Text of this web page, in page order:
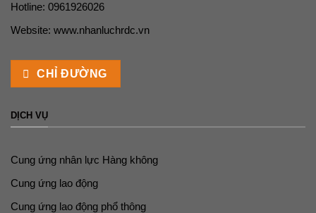
Hotline: 0961926026
Website: www.nhanluchrdc.vn
CHỈ ĐƯỜNG
DỊCH VỤ
Cung ứng nhân lực Hàng không
Cung ứng lao động
Cung ứng lao động phổ thông